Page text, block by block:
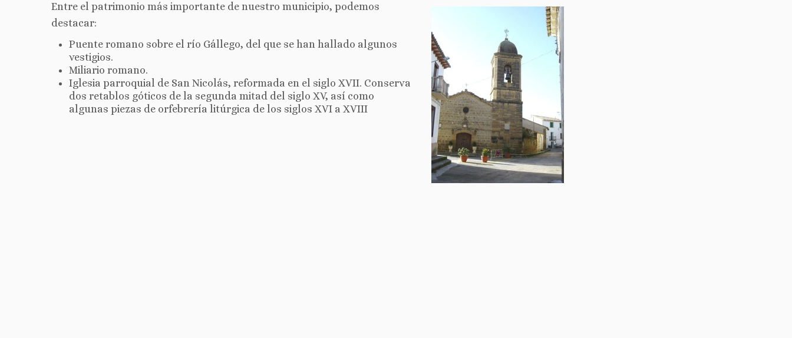
Entre el patrimonio más importante de nuestro municipio, podemos
destacar:
Puente romano sobre el río Gállego, del que se han hallado algunos
vestigios.
Miliario romano.
Iglesia parroquial de San Nicolás, reformada en el siglo XVII. Conserva
dos retablos góticos de la segunda mitad del siglo XV, así como
algunas piezas de orfebrería litúrgica de los siglos XVI a XVIII